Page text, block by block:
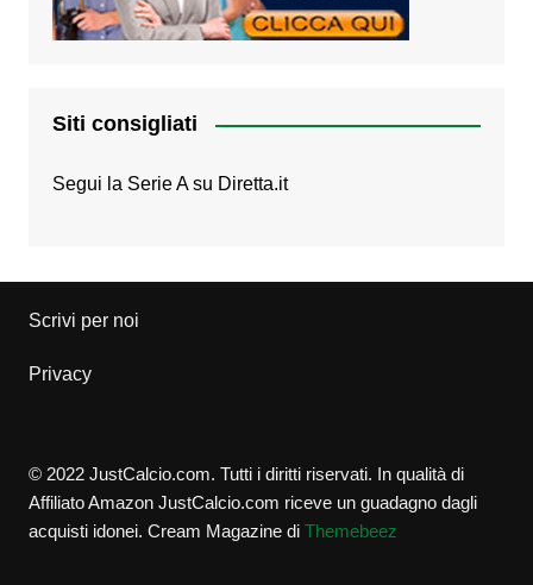
Siti consigliati
Segui la Serie A su Diretta.it
Scrivi per noi
Privacy
© 2022 JustCalcio.com. Tutti i diritti riservati. In qualità di
Affiliato Amazon JustCalcio.com riceve un guadagno dagli
acquisti idonei. Cream Magazine di Themebeez